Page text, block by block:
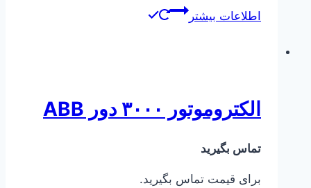
اطلاعات بیشتر
الکتروموتور ۳۰۰۰ دور ABB
تماس بگیرید
برای قیمت تماس بگیرید.